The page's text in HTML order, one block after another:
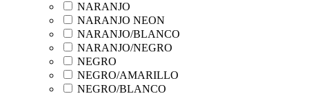
NARANJO
NARANJO NEON
NARANJO/BLANCO
NARANJO/NEGRO
NEGRO
NEGRO/AMARILLO
NEGRO/BLANCO